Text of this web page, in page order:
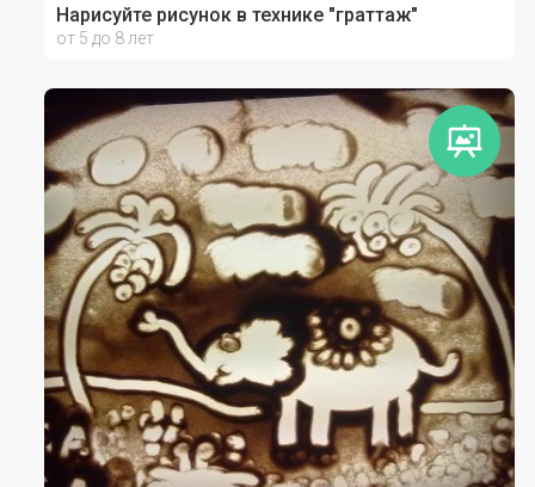
Нарисуйте рисунок в технике "граттаж"
от 5 до 8 лет